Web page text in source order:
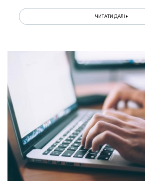
ЧИТАТИ ДАЛІ